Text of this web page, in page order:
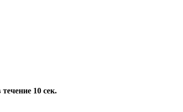
10 сек.